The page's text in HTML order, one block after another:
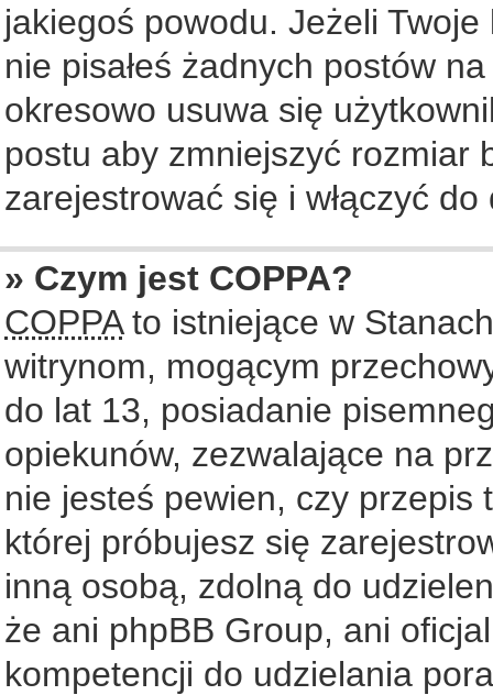
jakiegoś powodu. Jeżeli
nie pisałeś żadnych postów
okresowo usuwa się
postu aby zmniejszyć rozmiar
zarejestrować się i włączyć
» Czym jest COPPA?
COPPAto istniejące w
witrynom, mogącym
do lat 13, posiadanie
opiekunów, zezwalające na
nie jesteś pewien, czy przepis
której próbujesz się
inną osobą, zdolną do
że ani phpBB Group, ani
kompetencji do udzielania